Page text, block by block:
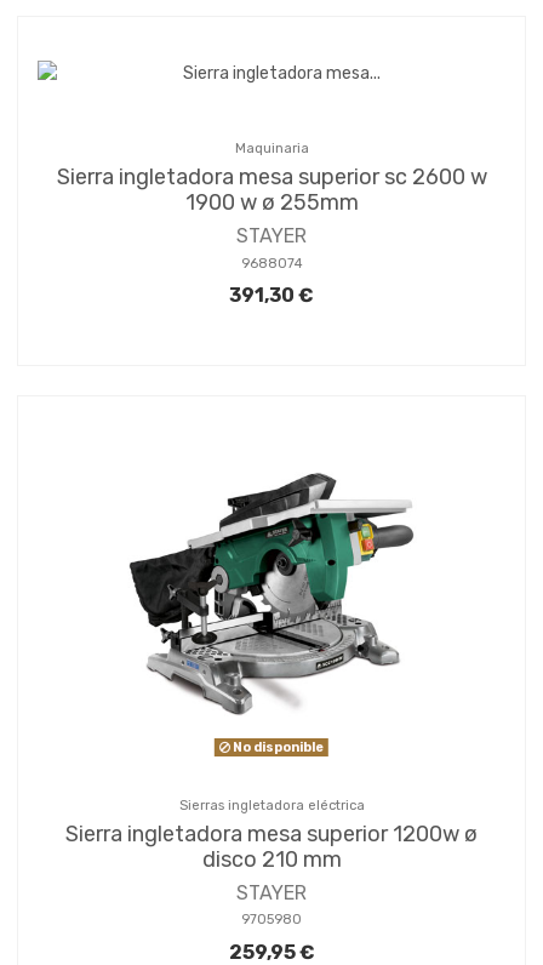
Maquinaria
Sierra ingletadora mesa superior sc 2600 w
1900 w ø 255mm
STAYER
9688074
391,30 €
No disponible
Sierras ingletadora eléctrica
Sierra ingletadora mesa superior 1200w ø
disco 210 mm
STAYER
9705980
259,95 €